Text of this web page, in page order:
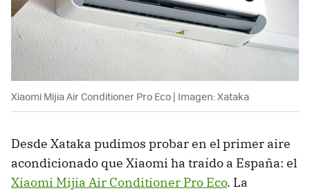
Xiaomi Mijia Air Conditioner Pro Eco | Imagen: Xataka
Desde Xataka pudimos probar en el primer aire
acondicionado que Xiaomi ha traído a España: el
Xiaomi Mijia Air Conditioner Pro Eco. La